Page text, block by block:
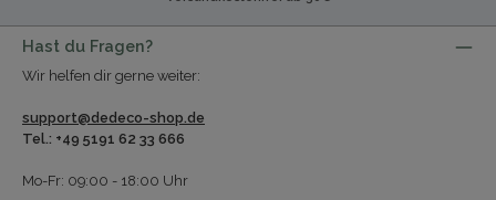
Hast du Fragen?
Wir helfen dir gerne weiter:
support@dedeco-shop.de
Tel.: +49 5191 62 33 666
Mo-Fr: 09:00 - 18:00 Uhr